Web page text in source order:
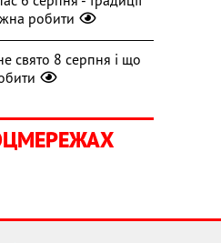
робити
свято 8 серпня і що